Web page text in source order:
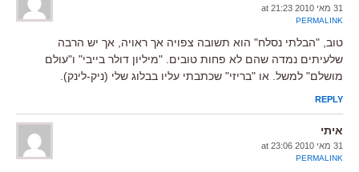
31 מאי 2010 at 21:23
PERMALINK
טוב, "הבלתי נסלח" הוא תשובה צפויה אך ראויה, אך יש הרבה
שלעיתים נמדה שהם לא פחות טובים. "מיליון דולר בייבי" ו"עולם
מושלם" למשל. או "בריזי" שכתבתי עליו בבלוג שלי (ניק-לינק).
REPLY
איתי
31 מאי 2010 at 23:06
PERMALINK